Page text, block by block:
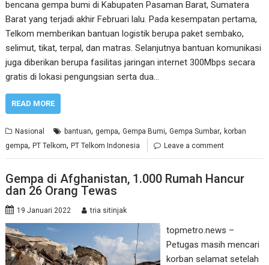
bencana gempa bumi di Kabupaten Pasaman Barat, Sumatera
Barat yang terjadi akhir Februari lalu. Pada kesempatan pertama,
Telkom memberikan bantuan logistik berupa paket sembako,
selimut, tikat, terpal, dan matras. Selanjutnya bantuan komunikasi
juga diberikan berupa fasilitas jaringan internet 300Mbps secara
gratis di lokasi pengungsian serta dua…
READ MORE
Nasional bantuan, gempa,Gempa Bumi,Gempa Sumbar,korban
gempa,PT Telkom,PT Telkom Indonesia Leave a comment
Gempa di Afghanistan, 1.000 Rumah Hancur
dan 26 Orang Tewas
19 Januari 2022 tria sitinjak
topmetro.news –
Petugas masih mencari
korban selamat setelah